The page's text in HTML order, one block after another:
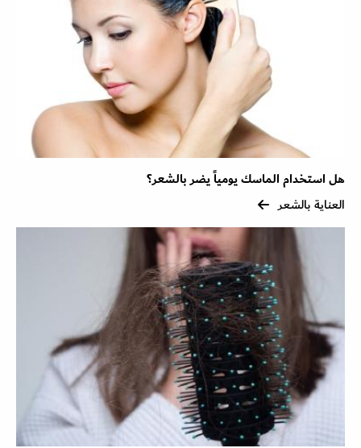
هل استخدام الماسك يومياً يضر بالشعر؟
العناية بالشعر